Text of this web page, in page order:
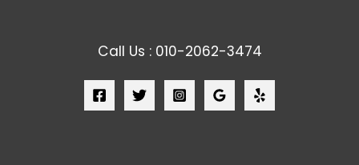
Call Us : 010-2062-3474